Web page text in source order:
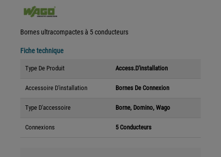
Bornes ultracompactes à 5 conducteurs
Fiche technique
Type De Produit Access.d'installation
Accessoire D'installation Bornes De Connexion
Type D'accessoire Borne, Domino, Wago
Connexions 5 Conducteurs